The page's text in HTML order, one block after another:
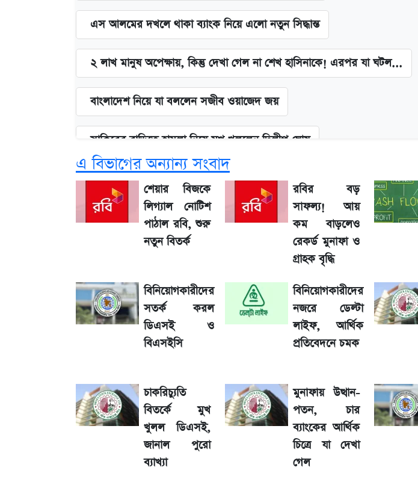
এস আলমের দখলে থাকা ব্যাংক নিয়ে এলো নতুন সিদ্ধান্ত
২ লাখ মানুষ অপেক্ষায়, কিন্তু দেখা গেল না শেখ হাসিনাকে! এরপর যা ঘটল...
বাংলাদেশ নিয়ে যা বললেন সজীব ওয়াজেদ জয়
সাকিবের বাড়িতে হামলা নিয়ে মুখ খুললেন দিলীপ ঘোষ
লিটনকে নিয়ে টিম ম্যানেজমেন্টের নতুন পরিকল্পনা
আগামীকালই স্পষ্ট হবে এসএসসি ফল প্রকাশের তারিখ
৬ আগস্ট দেশের বাজারে স্বর্ণের দাম
শেখ হাসিনার দেশে ফেরা নিয়ে যা বললেন রুমিন ফারহানা
রবির বড় সাফল্য! আয় কম বাড়লেও রেকর্ড মুনাফা ও গ্রাহক বৃদ্ধি
লাফিয়ে বাড়ল স্বর্ণের দাম, এক মাসের মধ্যে সর্বোচ্চ রেকর্ড
এ বিভাগের অন্যান্য সংবাদ
শেয়ার বিজকে
লিগ্যাল নোটিশ
পাঠাল রবি, শুরু
নতুন বিতর্ক
রবির বড়
সাফল্য! আয়
কম বাড়লেও
রেকর্ড মুনাফা ও
গ্রাহক বৃদ্ধি
বিনিয়োগকারীদের
সতর্ক করল
ডিএসই ও
বিএসইসি
বিনিয়োগকারীদের
নজরে ডেল্টা
লাইফ, আর্থিক
প্রতিবেদনে চমক
চাকরিচ্যুতি
বিতর্কে মুখ
খুলল ডিএসই,
জানাল পুরো
ব্যাখ্যা
মুনাফায় উত্থান-
পতন, চার
ব্যাংকের আর্থিক
চিত্রে যা দেখা
গেল